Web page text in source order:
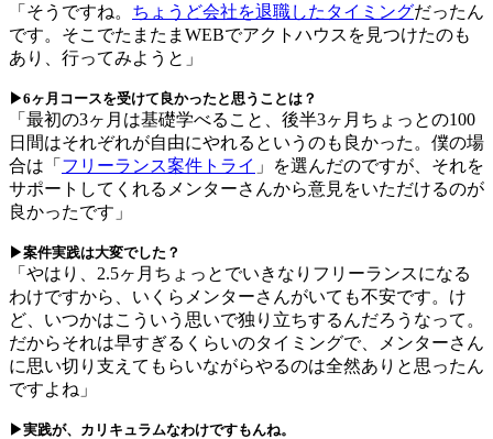
「そうですね。 ちょうど会社を退職したタイミングだったん
です。そこでたまたまWEBでアクトハウスを見つけたのも
あり、行ってみようと」
▶6ヶ月コースを受けて良かったと思うことは？
「最初の3ヶ月は基礎学べること、後半3ヶ月ちょっとの100
日間はそれぞれが自由にやれるというのも良かった。僕の場
合は「 フリーランス案件トライ 」を選んだのですが、それを
サポートしてくれるメンターさんから意見をいただけるのが
良かったです」
▶案件実践は大変でした？
「やはり、2.5ヶ月ちょっとでいきなりフリーランスになる
わけですから、いくらメンターさんがいても不安です。け
ど、いつかはこういう思いで独り立ちするんだろうなって。
だからそれは早すぎるくらいのタイミングで、メンターさん
に思い切り支えてもらいながらやるのは全然ありと思ったん
ですよね」
▶実践が、カリキュラムなわけですもんね。